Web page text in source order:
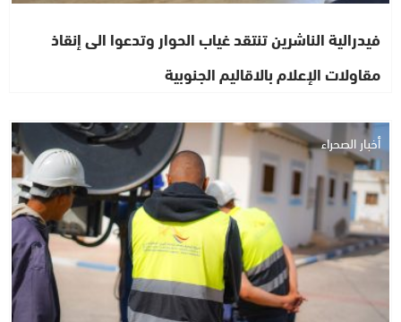
فيدرالية الناشرين تنتقد غياب الحوار وتدعوا الى إنقاذ
مقاولات الإعلام بالاقاليم الجنوبية
أخبار الصحراء